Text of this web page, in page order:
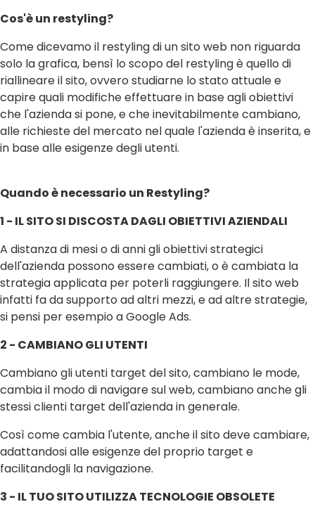
Cos'è un restyling?
Come dicevamo il restyling di un sito web non riguarda
solo la grafica, bensì lo scopo del restyling è quello di
riallineare il sito, ovvero studiarne lo stato attuale e
capire quali modifiche effettuare in base agli obiettivi
che l'azienda si pone, e che inevitabilmente cambiano,
alle richieste del mercato nel quale l'azienda è inserita, e
in base alle esigenze degli utenti.
Quando è necessario un Restyling?
1 - IL SITO SI DISCOSTA DAGLI OBIETTIVI AZIENDALI
A distanza di mesi o di anni gli obiettivi strategici
dell'azienda possono essere cambiati, o è cambiata la
strategia applicata per poterli raggiungere. Il sito web
infatti fa da supporto ad altri mezzi, e ad altre strategie,
si pensi per esempio a Google Ads.
2 - CAMBIANO GLI UTENTI
Cambiano gli utenti target del sito, cambiano le mode,
cambia il modo di navigare sul web, cambiano anche gli
stessi clienti target dell'azienda in generale.
Così come cambia l'utente, anche il sito deve cambiare,
adattandosi alle esigenze del proprio target e
facilitandogli la navigazione.
3 - IL TUO SITO UTILIZZA TECNOLOGIE OBSOLETE